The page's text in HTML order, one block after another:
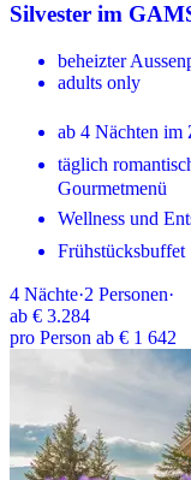
Silvester im
beheizter
adults only
ab 4 Nächten im
täglich
Gourmetmenü
Wellness und
Frühstücksbuffet
4 Nächte·2 Personen·
ab € 3.284
pro Person ab € 1 642